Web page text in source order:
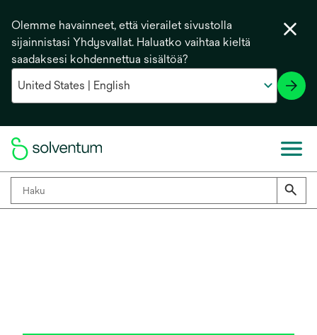
Olemme havainneet, että vierailet sivustolla
sijainnistasi Yhdysvallat. Haluatko vaihtaa kieltä
saadaksesi kohdennettua sisältöä?